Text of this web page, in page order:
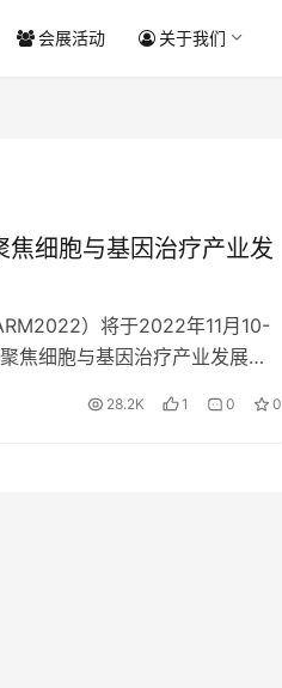
会展活动 关于我们
细胞与基因治疗产业发
）将于2022年11月10-
焦细胞与基因治疗产业发展，
28.2K 1 0 0